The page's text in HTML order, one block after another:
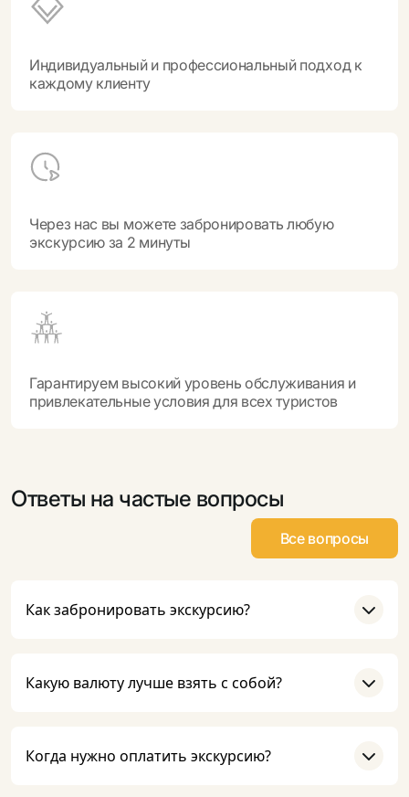
Индивидуальный и профессиональный подход к
каждому клиенту
Через нас вы можете забронировать любую
экскурсию за 2 минуты
Гарантируем высокий уровень обслуживания и
привлекательные условия для всех туристов
Ответы на частые вопросы
Все вопросы
Как забронировать экскурсию?
Какую валюту лучше взять с собой?
Когда нужно оплатить экскурсию?